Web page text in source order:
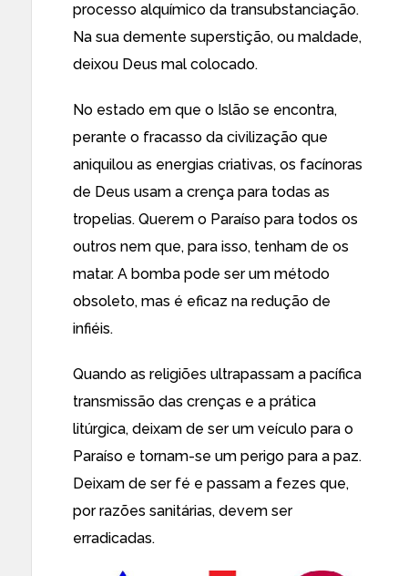
processo alquímico da transubstanciação.
Na sua demente superstição, ou maldade,
deixou Deus mal colocado.
No estado em que o Islão se encontra,
perante o fracasso da civilização que
aniquilou as energias criativas, os facínoras
de Deus usam a crença para todas as
tropelias. Querem o Paraíso para todos os
outros nem que, para isso, tenham de os
matar. A bomba pode ser um método
obsoleto, mas é eficaz na redução de
infiéis.
Quando as religiões ultrapassam a pacífica
transmissão das crenças e a prática
litúrgica, deixam de ser um veículo para o
Paraíso e tornam-se um perigo para a paz.
Deixam de ser fé e passam a fezes que,
por razões sanitárias, devem ser
erradicadas.